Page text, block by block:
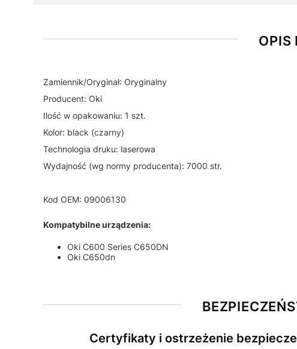
OPIS
Zamiennik/Oryginał: Oryginalny
Producent: Oki
Ilość w opakowaniu: 1 szt.
Kolor: black (czarny)
Technologia druku: laserowa
Wydajność (wg normy producenta): 7000 str.
Kod OEM: 09006130
Kompatybilne urządzenia:
Oki C600 Series C650DN
Oki C650dn
Certyfikaty i ostrzeżenie